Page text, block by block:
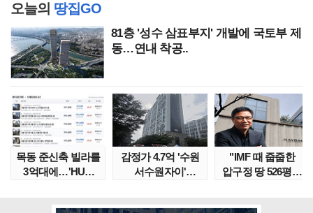
오늘의 땅집GO
81층 '성수 삼표부지' 개발에 국토부 제
동…연내 착공..
목동 준신축 빌라를
3억대에…'HUG
감정가 4.7억 '수원
서수원자이'
"IMF 때 줍줍한
압구정 땅 526평의